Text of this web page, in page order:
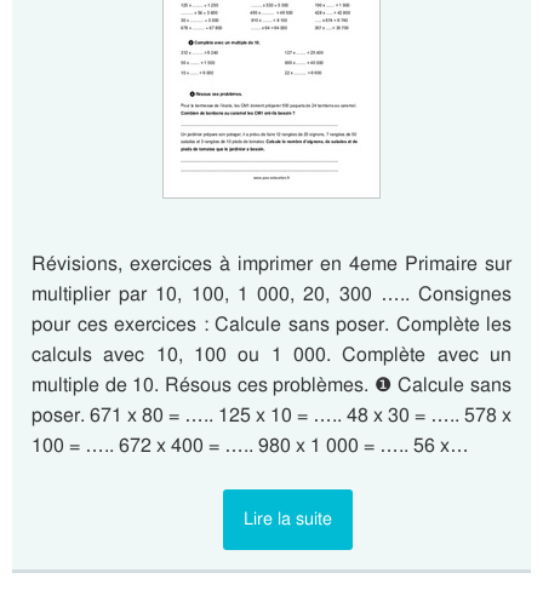
Révisions, exercices à imprimer en 4eme Primaire sur
multiplier par 10, 100, 1 000, 20, 300 ….. Consignes
pour ces exercices : Calcule sans poser. Complète les
calculs avec 10, 100 ou 1 000. Complète avec un
multiple de 10. Résous ces problèmes. ❶ Calcule sans
poser. 671 x 80 = ….. 125 x 10 = ….. 48 x 30 = ….. 578 x
100 = ….. 672 x 400 = ….. 980 x 1 000 = ….. 56 x…
Lire la suite